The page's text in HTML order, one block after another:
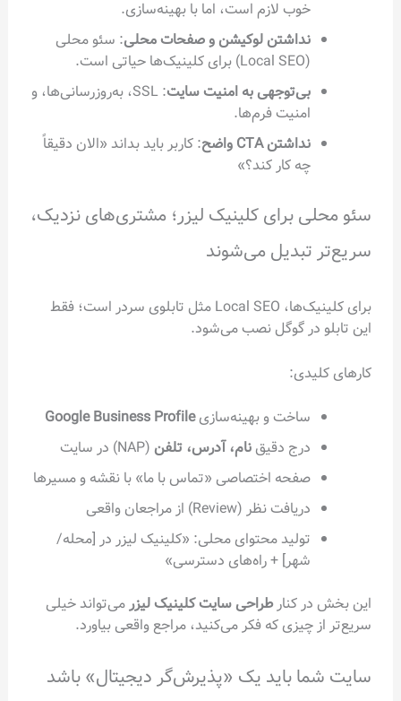
خوب لازم است، اما با بهینه‌سازی.
نداشتن لوکیشن و صفحات محلی: سئو محلی
(Local SEO) برای کلینیک‌ها حیاتی است.
بی‌توجهی به امنیت سایت
: SSL، به‌روزرسانی‌ها، و
امنیت فرم‌ها.
نداشتن CTA واضح
: کاربر باید بداند «الان دقیقاً
چه کار کند؟»
سئو محلی برای کلینیک لیزر؛ مشتری‌های نزدیک،
سریع‌تر تبدیل می‌شوند
برای کلینیک‌ها، Local SEO مثل تابلوی سردر است؛ فقط
این تابلو در گوگل نصب می‌شود.
کارهای کلیدی:
ساخت و بهینه‌سازیGoogle Business Profile
درج دقیق نام، آدرس، تلفن (NAP) در سایت
صفحه اختصاصی «تماس با ما» با نقشه و مسیرها
دریافت نظر (Review) از مراجعان واقعی
تولید محتوای محلی: «کلینیک لیزر در [محله/
شهر] + راه‌های دسترسی»
این بخش در کنارطراحی سایت کلینیک لیزرمی‌تواند خیلی
سریع‌تر از چیزی که فکر می‌کنید، مراجع واقعی بیاورد.
سایت شما باید یک «پذیرش‌گر دیجیتال» باشد